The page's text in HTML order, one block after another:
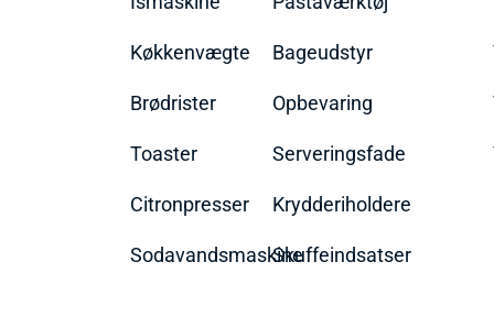
Køkkenvægte
Brødrister
Toaster
Citronpresser
Sodavandsmaskine
Bageudstyr
Opbevaring
Serveringsfade
Krydderiholdere
Skuffeindsatser